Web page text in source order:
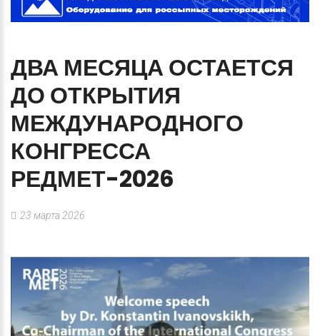
ДВА МЕСЯЦА ОСТАЕТСЯ
ДО ОТКРЫТИЯ
МЕЖДУНАРОДНОГО
КОНГРЕССА
РЕДМЕТ-2026
23 марта 2026